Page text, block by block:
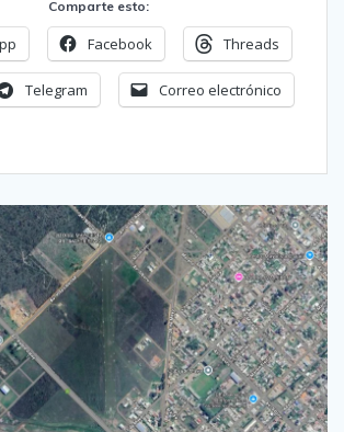
Comparte esto:
Facebook Threads
Telegram Correo electrónico